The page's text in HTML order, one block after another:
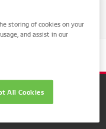
storing of cookies on your
and assist in our
All Cookies